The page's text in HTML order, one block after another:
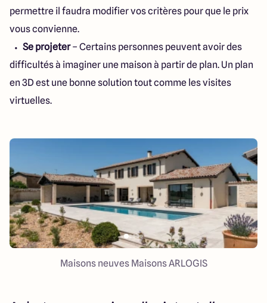
permettre il faudra modifier vos critères pour que le prix
vous convienne.
Se projeter– Certains personnes peuvent avoir des
difficultés à imaginer une maison à partir de plan. Un plan
en 3D est une bonne solution tout comme les visites
virtuelles.
Maisons neuves Maisons ARLOGIS